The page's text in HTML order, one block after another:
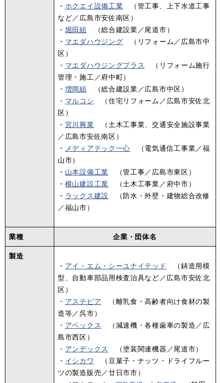
・ ホクエイ設備工業 （管工事、上下水道工事
など／広島市安佐南区）
・ 堀田組
（総合建設業／尾道市）
・ マエダハウジング （リフォーム／広島市中
区）
・ マエダハウジングプラス
（リフォーム施行
管理・施工／府中町）
・ 増岡組
（総合建設業／広島市中区）
・ マルコシ （住宅リフォーム／広島市安佐北
区）
・ 宮川興業 （土木工事業、交通安全施設事業
／広島市安佐南区）
・ メディアテック一心 （電気通信工事業／福
山市）
・ 山本設備工業 （管工事／広島市東区）
・ 横山建設工業 （土木工事業／府中市）
・ ラックス建設
（防水・外壁・建物総合改修
／福山市）
業種 企業・団体名
製造
・ アイ・エム・シーユナイテッド
（鋳造用模
型、自動車部品用検査治具など／広島市安佐北
区）
・ アステピア （離乳食・高齢者向け食材の製
造等／呉市）
・ アベックス
（減速機・各種歯車の製造／広
島市西区）
・ アンデックス
（塗装関連機器／尾道市）
・ イシカワ
（豆菓子・ナッツ・ドライフルー
ツの製造販売／廿日市市）